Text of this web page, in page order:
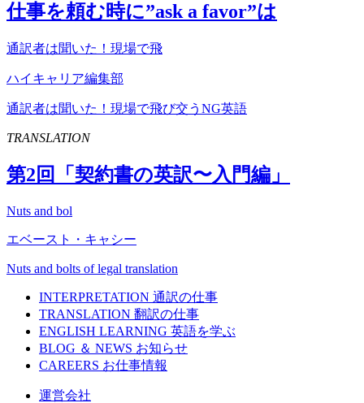
仕事を頼む時に”ask a favor”は
通訳者は聞いた！現場で飛
ハイキャリア編集部
通訳者は聞いた！現場で飛び交うNG英語
TRANSLATION
第2回「契約書の英訳〜入門編」
Nuts and bol
エベースト・キャシー
Nuts and bolts of legal translation
INTERPRETATION 通訳の仕事
TRANSLATION 翻訳の仕事
ENGLISH LEARNING 英語を学ぶ
BLOG ＆ NEWS お知らせ
CAREERS お仕事情報
運営会社